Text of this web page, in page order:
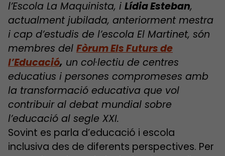
l’Escola La Maquinista, i Lídia Esteban,
actualment jubilada, anteriorment mestra
i cap d’estudis de l’escola El Martinet, són
membres del Fòrum Els Futurs de
l’Educació, un col·lectiu de centres
educatius i persones compromeses amb
la transformació educativa que vol
contribuir al debat mundial sobre
l’educació al segle XXI.
Sovint es parla d’educació i escola
inclusiva des de diferents perspectives. Per